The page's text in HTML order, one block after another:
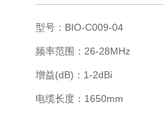
型号：BIO-C009-04
频率范围：26-28MHz
增益(dB)：1-2dBi
电缆长度：1650mm